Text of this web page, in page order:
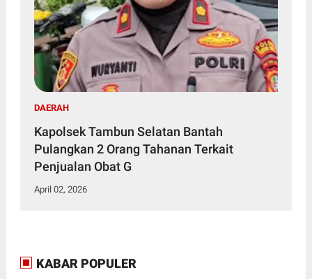
DAERAH
Kapolsek Tambun Selatan Bantah
Pulangkan 2 Orang Tahanan Terkait
Penjualan Obat G
April 02, 2026
KABAR POPULER